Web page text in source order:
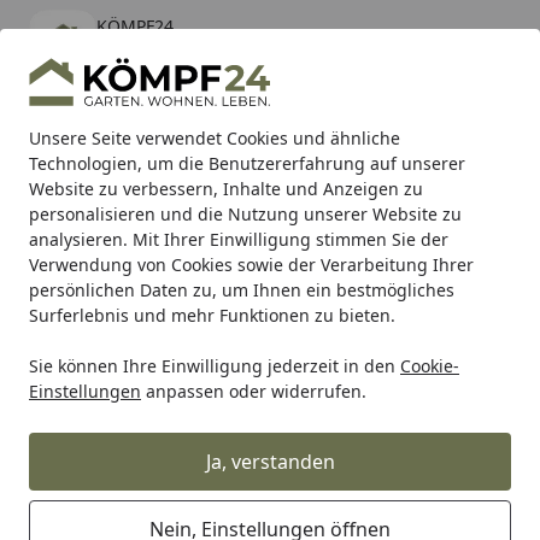
Unsere Seite verwendet Cookies und ähnliche
Technologien, um die Benutzererfahrung auf unserer
Website zu verbessern, Inhalte und Anzeigen zu
personalisieren und die Nutzung unserer Website zu
analysieren. Mit Ihrer Einwilligung stimmen Sie der
Verwendung von Cookies sowie der Verarbeitung Ihrer
persönlichen Daten zu, um Ihnen ein bestmögliches
Surferlebnis und mehr Funktionen zu bieten.
Sie können Ihre Einwilligung jederzeit in den Cookie-
Einstellungen anpassen oder widerrufen.
Ja, verstanden
Nein, Einstellungen öffnen
KÖMPF24
kostenlos - Im App Store
Hotline
Alle Produkte
Mein Konto
Suchen
Karibu Pools inkl. gratis Sandfilteranlage & Pool-
Starterset (Gesamtwert bis 468,99€)
Startseite
Alles für den Garten Hochbeet, Pflanzkasten & mehr!
GroJa Solid Stecksystem Hochbeet
150 x 70 x 75 cm Anthrazitgrau
(1 Bewertung)